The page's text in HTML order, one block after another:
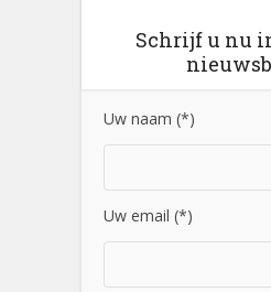
Schrijf u nu
Uw naam (*)
Uw email (*)